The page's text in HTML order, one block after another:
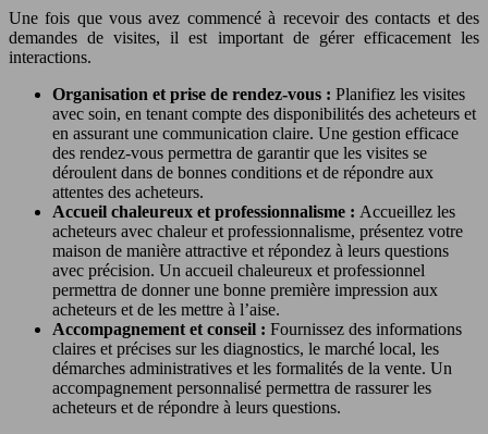
Une fois que vous avez commencé à recevoir des contacts et des
demandes de visites, il est important de gérer efficacement les
interactions.
Organisation et prise de rendez-vous : Planifiez les visites
avec soin, en tenant compte des disponibilités des acheteurs et
en assurant une communication claire. Une gestion efficace
des rendez-vous permettra de garantir que les visites se
déroulent dans de bonnes conditions et de répondre aux
attentes des acheteurs.
Accueil chaleureux et professionnalisme : Accueillez les
acheteurs avec chaleur et professionnalisme, présentez votre
maison de manière attractive et répondez à leurs questions
avec précision. Un accueil chaleureux et professionnel
permettra de donner une bonne première impression aux
acheteurs et de les mettre à l’aise.
Accompagnement et conseil : Fournissez des informations
claires et précises sur les diagnostics, le marché local, les
démarches administratives et les formalités de la vente. Un
accompagnement personnalisé permettra de rassurer les
acheteurs et de répondre à leurs questions.